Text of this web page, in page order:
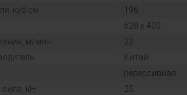
куб.см
196
620 х 400
м/мин
22
Китай
реверсивная
кН
25